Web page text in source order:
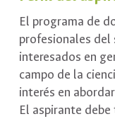
El programa de
profesionales del
interesados en
campo de la
interés en
El aspirante